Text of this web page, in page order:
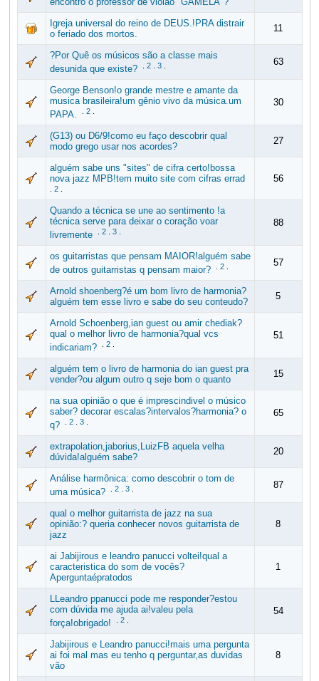
Igreja universal do reino de DEUS.!PRA distrair
o feriado dos mortos.
11
?Por Quê os músicos são a classe mais
desunida que existe?
2. 3. 63
George Benson!o grande mestre e amante da
musica brasileira!um gênio vivo da música.um
PAPA.
2.
30
(G13) ou D6/9!como eu faço descobrir qual
modo grego usar nos acordes?
27
alguém sabe uns "sites" de cifra certo!bossa
nova jazz MPB!tem muito site com cifras errad
2.
56
Quando a técnica se une ao sentimento !a
técnica serve para deixar o coração voar
livremente
2. 3.
88
os guitarristas que pensam MAIOR!alguém sabe
de outros guitarristas q pensam maior?
2. 57
Arnold shoenberg?é um bom livro de harmonia?
alguém tem esse livro e sabe do seu conteudo?
5
Arnold Schoenberg,ian guest ou amir chediak?
qual o melhor livro de harmonia?qual vcs
indicariam?
2.
51
alguém tem o livro de harmonia do ian guest pra
vender?ou algum outro q seje bom o quanto
15
na sua opinião o que é imprescindivel o músico
saber? decorar escalas?intervalos?harmonia? o
q?
2. 3.
65
extrapolation,jaborius,LuizFB aquela velha
dúvida!alguém sabe?
20
Análise harmônica: como descobrir o tom de
uma música?
2. 3. 87
qual o melhor guitarrista de jazz na sua
opinião:? queria conhecer novos guitarrista de
jazz
8
ai Jabijirous e leandro panucci voltei!qual a
caracteristica do som de vocês?
Aperguntaépratodos
1
LLeandro ppanucci pode me responder?estou
com dúvida me ajuda ai!valeu pela
força!obrigado!
2.
54
Jabijirous e Leandro panucci!mais uma pergunta
ai foi mal mas eu tenho q perguntar,as duvidas
vão
8